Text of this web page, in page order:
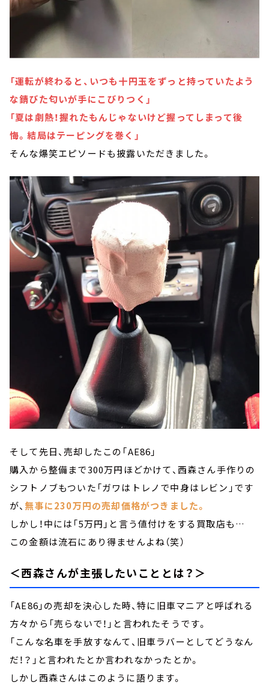
「運転が終わると、いつも十円玉をずっと持っていたよう
な錆びた匂いが手にこびりつく」
「夏は劇熱！握れたもんじゃないけど握ってしまって後
悔。結局はテーピングを巻く」
そんな爆笑エピソードも披露いただきました。
そして先日、売却したこの「AE86」
購入から整備まで300万円ほどかけて、西森さん手作りの
シフトノブもついた「ガワはトレノで中身はレビン」です
が、 無事に230万円の売却価格がつきました。
しかし！中には「5万円」と言う値付けをする買取店も…
この金額は流石にあり得ませんよね（笑）
＜西森さんが主張したいこととは？＞
「AE86」の売却を決心した時、特に旧車マニアと呼ばれる
方々から「売らないで！」と言われたそうです。
「こんな名車を手放すなんて、旧車ラバーとしてどうなん
だ！？」と言われたとか言われなかったとか。
しかし西森さんはこのように語ります。